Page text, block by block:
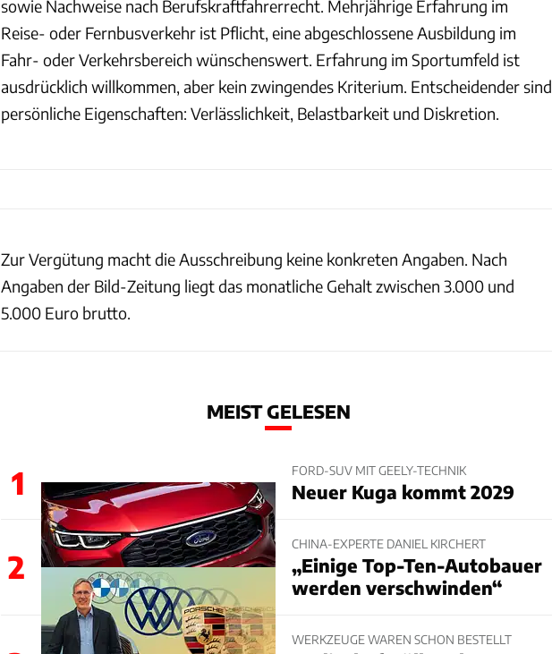
sowie Nachweise nach Berufskraftfahrerrecht. Mehrjährige Erfahrung im
Reise- oder Fernbusverkehr ist Pflicht, eine abgeschlossene Ausbildung im
Fahr- oder Verkehrsbereich wünschenswert. Erfahrung im Sportumfeld ist
ausdrücklich willkommen, aber kein zwingendes Kriterium. Entscheidender sind
persönliche Eigenschaften: Verlässlichkeit, Belastbarkeit und Diskretion.
Zur Vergütung macht die Ausschreibung keine konkreten Angaben. Nach
Angaben der Bild-Zeitung liegt das monatliche Gehalt zwischen 3.000 und
5.000 Euro brutto.
MEIST GELESEN
1 FORD-SUV MIT GEELY-TECHNIK
Neuer Kuga kommt 2029
2
CHINA-EXPERTE DANIEL KIRCHERT
„Einige Top-Ten-Autobauer
werden verschwinden“
WERKZEUGE WAREN SCHON BESTELLT